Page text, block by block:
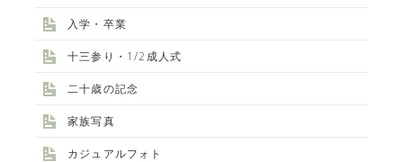
入学・卒業
十三参り・1/2成人式
二十歳の記念
家族写真
カジュアルフォト